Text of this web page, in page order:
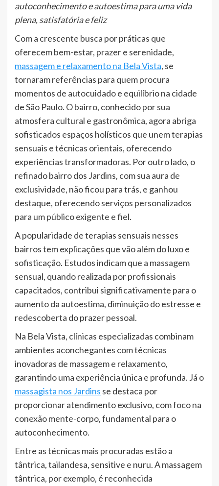
autoconhecimento e autoestima para uma vida
plena, satisfatória e feliz
Com a crescente busca por práticas que
oferecem bem-estar, prazer e serenidade,
massagem e relaxamento na Bela Vista, se
tornaram referências para quem procura
momentos de autocuidado e equilíbrio na cidade
de São Paulo. O bairro, conhecido por sua
atmosfera cultural e gastronômica, agora abriga
sofisticados espaços holísticos que unem terapias
sensuais e técnicas orientais, oferecendo
experiências transformadoras. Por outro lado, o
refinado bairro dos Jardins, com sua aura de
exclusividade, não ficou para trás, e ganhou
destaque, oferecendo serviços personalizados
para um público exigente e fiel.
A popularidade de terapias sensuais nesses
bairros tem explicações que vão além do luxo e
sofisticação. Estudos indicam que a massagem
sensual, quando realizada por profissionais
capacitados, contribui significativamente para o
aumento da autoestima, diminuição do estresse e
redescoberta do prazer pessoal.
Na Bela Vista, clínicas especializadas combinam
ambientes aconchegantes com técnicas
inovadoras de massagem e relaxamento,
garantindo uma experiência única e profunda. Já o
massagista nos Jardins se destaca por
proporcionar atendimento exclusivo, com foco na
conexão mente-corpo, fundamental para o
autoconhecimento.
Entre as técnicas mais procuradas estão a
tântrica, tailandesa, sensitive e nuru. A massagem
tântrica, por exemplo, é reconhecida